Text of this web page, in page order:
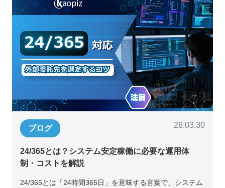
ブログ 26.03.30
24/365とは？システム安定稼働に必要な運用体
制・コストを解説
24/365とは「24時間365日」を意味する言葉で、システム